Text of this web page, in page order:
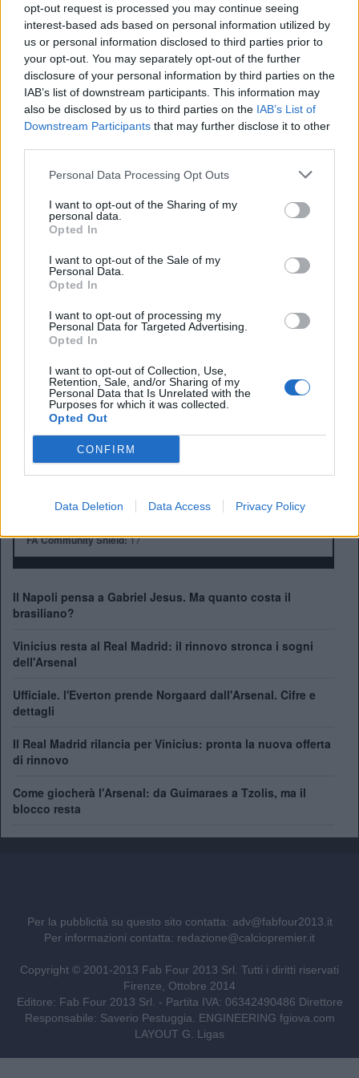
opt-out request is processed you may continue seeing
interest-based ads based on personal information utilized by
us or personal information disclosed to third parties prior to
your opt-out. You may separately opt-out of the further
disclosure of your personal information by third parties on the
IAB’s list of downstream participants. This information may
also be disclosed by us to third parties on the IAB’s List of
Downstream Participants that may further disclose it to other
Personal Data Processing Opt Outs
I want to opt-out of the Sharing of my
personal data.
Opted In
I want to opt-out of the Sale of my
Personal Data.
Opted In
I want to opt-out of processing my
Personal Data for Targeted Advertising.
Opted In
I want to opt-out of Collection, Use,
Retention, Sale, and/or Sharing of my
Personal Data that Is Unrelated with the
Purposes for which it was collected.
Opted Out
CONFIRM
Data Deletion Data Access Privacy Policy
pericolosissima.Ma la mano di Raya era lì, esattamente
dove doveva essere.”
Raya, il leader silenzioso dei Gunners
Oltre al singolo episodio,Artetaha voluto sottolineare il
peso specifico dell’ex Brentford all’interno dello
spogliatoio. Non più solo un portiere abile con i piedi, ma
David è uno dei nostri leader. La sua dote migliore è la
capacità di restare connesso alla partita per 90 minuti
Sa decidere i match nei momenti chiave, e stasera lo ha
dimostrato ancora una volta.”
Anno di Fondazione:1886 come Dial Square
Stadio:Emirates Stadium (60.338)
Città:Londra
Presidente:Sran Kroenke
Mikel Arteta
ALBO D'ORO
FA Cup:14
FA Community Shield:17
Il Napoli pensa a Gabriel Jesus. Ma quanto costa il
brasiliano?
Vinicius resta al Real Madrid: il rinnovo stronca i sogni
dell'Arsenal
Ufficiale. l'Everton prende Norgaard dall'Arsenal. Cifre e
dettagli
Il Real Madrid rilancia per Vinicius: pronta la nuova offerta
di rinnovo
Come giocherà l'Arsenal: da Guimaraes a Tzolis, ma il
blocco resta
Per la pubblicità su questo sito contatta: adv@fabfour2013.it
Per informazioni contatta: redazione@calciopremier.it
Copyright © 2001-2013 Fab Four 2013 Srl. Tutti i diritti riservati
Firenze, Ottobre 2014
Editore: Fab Four 2013 Srl. - Partita IVA: 06342490486 Direttore
Responsabile: Saverio Pestuggia. ENGINEERING fgiova.com
LAYOUT G. Ligas